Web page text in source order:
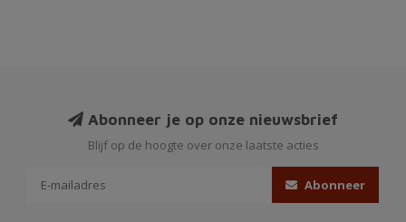
Abonneer je op onze nieuwsbrief
Blijf op de hoogte over onze laatste acties
Abonneer